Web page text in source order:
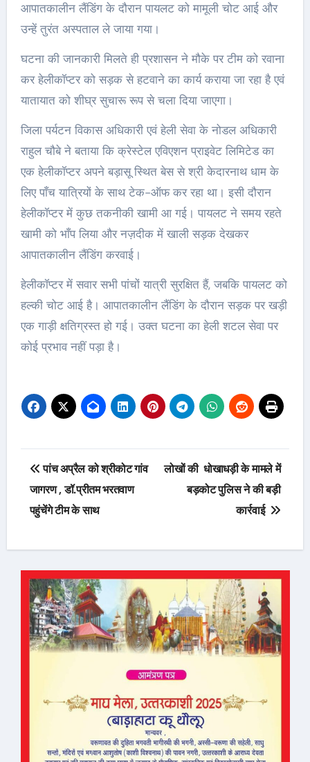
आपातकालीन लैंडिंग के दौरान पायलट को मामूली चोट आई और
उन्हें तुरंत अस्पताल ले जाया गया।
घटना की जानकारी मिलते ही प्रशासन ने मौके पर टीम को रवाना
कर हेलीकॉप्टर को सड़क से हटवाने का कार्य कराया जा रहा है एवं
यातायात को शीघ्र सुचारू रूप से चला दिया जाएगा।
जिला पर्यटन विकास अधिकारी एवं हेली सेवा के नोडल अधिकारी
राहुल चौबे ने बताया कि क्रेस्टेल एविएशन प्राइवेट लिमिटेड का
एक हेलीकॉप्टर अपने बड़ासू स्थित बेस से श्री केदारनाथ धाम के
लिए पाँच यात्रियों के साथ टेक-ऑफ कर रहा था। इसी दौरान
हेलीकॉप्टर में कुछ तकनीकी खामी आ गई। पायलट ने समय रहते
खामी को भाँप लिया और नज़दीक में खाली सड़क देखकर
आपातकालीन लैंडिंग करवाई।
हेलीकॉप्टर में सवार सभी पांचों यात्री सुरक्षित हैं, जबकि पायलट को
हल्की चोट आई है। आपातकालीन लैंडिंग के दौरान सड़क पर खड़ी
एक गाड़ी क्षतिग्रस्त हो गई। उक्त घटना का हेली शटल सेवा पर
कोई प्रभाव नहीं पड़ा है।
Post
navigation
पांच अप्रैल को श्रीकोट गांव
जागरण , डॉ.प्रीतम भरतवाण
पहुंचेंगे टीम के साथ
लोखों की धोखाधड़ी के मामले में
बड़कोट पुलिस ने की बड़ी
कार्रवाई